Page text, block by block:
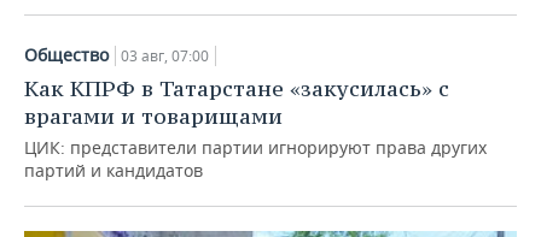
Общество 03 авг, 07:00
Как КПРФ в Татарстане «закусилась» с
врагами и товарищами
ЦИК: представители партии игнорируют права других
партий и кандидатов